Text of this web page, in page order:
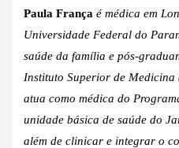
Paula França é médica em
Universidade Federal do
saúde da família e pós-
Instituto Superior de
atua como médica do
unidade básica de saúde do
além de clinicar e integrar o